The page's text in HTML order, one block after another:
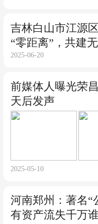
吉林白山市江源
“零距离”，共建
2025-06-20
前媒体人曝光荣
天后发声
2025-05-10
河南郑州：著名“
有资产流失千万